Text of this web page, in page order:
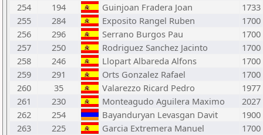
254
194 Guinjoan Fradera Joan
1733
255
284 Exposito Rangel Ruben
1700
256
296 Serrano Burgos Pau
1700
257
250 Rodriguez Sanchez Jacinto
1700
258
246 Llopart Albareda Alfons
1700
259
291 Orts Gonzalez Rafael
1700
260
35 Valarezzo Ricard Pedro
1977
261
230 Monteagudo Aguilera Maximo
2027
262
254 Bayanduryan Levasgan Davit
1900
263
225 Garcia Extremera Manuel
1700